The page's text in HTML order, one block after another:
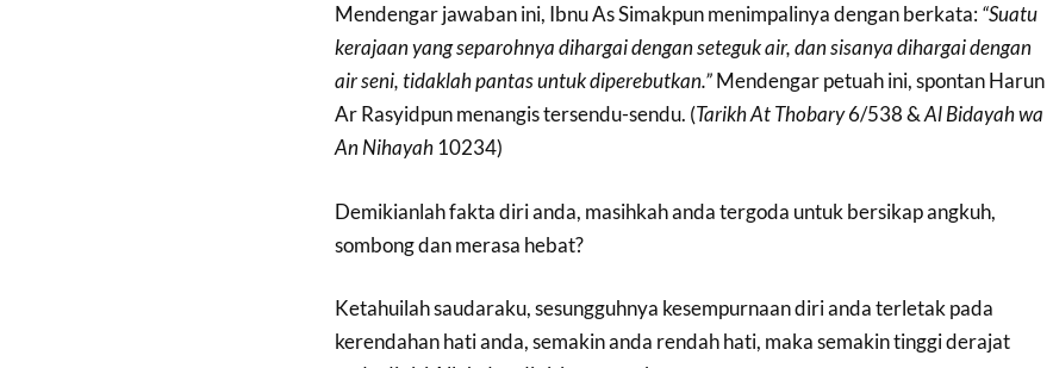
Mendengar jawaban ini, Ibnu As Simakpun menimpalinya dengan berkata:“Suatu
kerajaan yang separohnya dihargai dengan seteguk air, dan sisanya dihargai dengan
air seni, tidaklah pantas untuk diperebutkan.”Mendengar petuah ini, spontan Harun
Ar Rasyidpun menangis tersendu-sendu. (Tarikh At Thobary6/538 &Al Bidayah wa
An Nihayah10234)
Demikianlah fakta diri anda, masihkah anda tergoda untuk bersikap angkuh,
sombong dan merasa hebat?
Ketahuilah saudaraku, sesungguhnya kesempurnaan diri anda terletak pada
kerendahan hati anda, semakin anda rendah hati, maka semakin tinggi derajat